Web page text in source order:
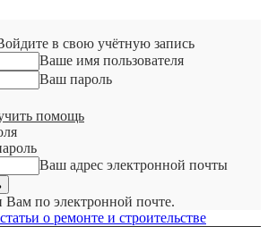
в свою учётную запись
Ваше имя пользователя
Ваш пароль
помощь
Ваш адрес электронной почты
Вам по электронной почте.
о ремонте и строительстве